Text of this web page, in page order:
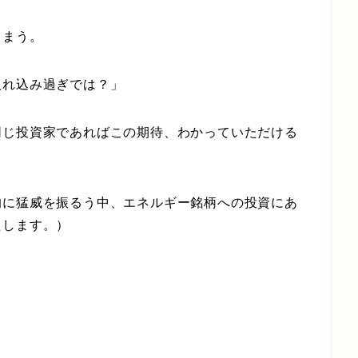
う。
込み過ぎでは？」
投資家であればこの期待、わかっていただける
猛威を振るう中、エネルギー銘柄への投資にあ
ます。）